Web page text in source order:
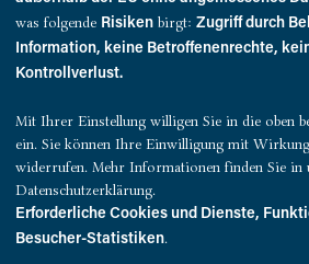
was folgende Risiken birgt: Zugriff durch
Information, keine Betroffenenrechte,
Kontrollverlust.
Mit Ihrer Einstellung willigen Sie in die oben
ein. Sie können Ihre Einwilligung mit
widerrufen. Mehr Informationen finden Sie in
Datenschutzerklärung.
Erforderliche Cookies und Dienste,
Besucher-Statistiken.